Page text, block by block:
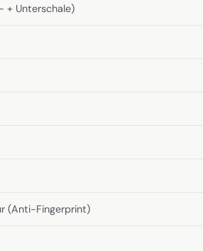
+ Unterschale)
(Anti-Fingerprint)